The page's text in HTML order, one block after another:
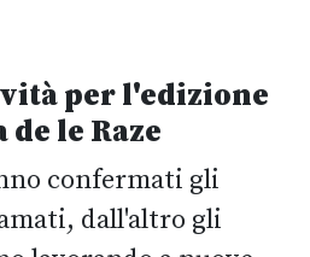
per l'edizione
de le Raze
confermati gli
dall'altro gli